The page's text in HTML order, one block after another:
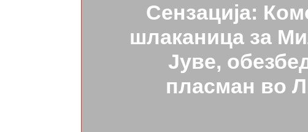
Сензација:
шлаканица за
Јуве,
пласман во